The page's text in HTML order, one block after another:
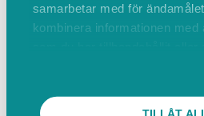
samarbetar med för
kombinera informationen med